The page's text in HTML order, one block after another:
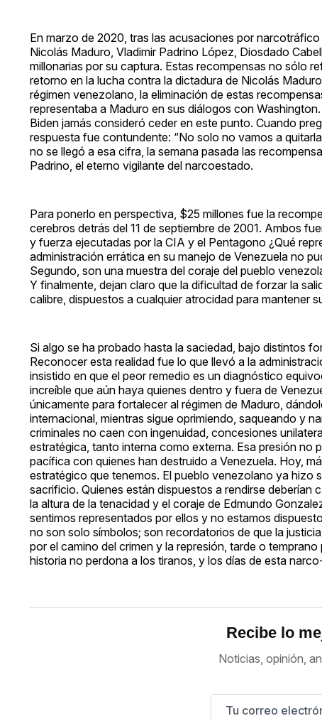
En marzo de 2020, tras las acusaciones por
Nicolás Maduro, Vladimir Padrino López, Diosdado
millonarias por su captura. Estas recompensas no sólo
retorno en la lucha contra la dictadura de Nicolás
régimen venezolano, la eliminación de estas
representaba a Maduro en sus diálogos con
Biden jamás consideró ceder en este punto. Cuando
respuesta fue contundente: “No solo no vamos a
no se llegó a esa cifra, la semana pasada las
Padrino, el eterno vigilante del narcoestado.
Para ponerlo en perspectiva, $25 millones fue la
cerebros detrás del 11 de septiembre de 2001. Ambos
y fuerza ejecutadas por la CIA y el Pentagono ¿Qué
administración errática en su manejo de Venezuela no
Segundo, son una muestra del coraje del pueblo
Y finalmente, dejan claro que la dificultad de forzar la
calibre, dispuestos a cualquier atrocidad para mantener
Si algo se ha probado hasta la saciedad, bajo distintos
Reconocer esta realidad fue lo que llevó a la
insistido en que el peor remedio es un diagnóstico
increíble que aún haya quienes dentro y fuera de
únicamente para fortalecer al régimen de Maduro,
internacional, mientras sigue oprimiendo, saqueando y
criminales no caen con ingenuidad, concesiones
estratégica, tanto interna como externa. Esa presión
pacífica con quienes han destruido a Venezuela. Hoy,
estratégico que tenemos. El pueblo venezolano ya hizo
sacrificio. Quienes están dispuestos a rendirse
la altura de la tenacidad y el coraje de Edmundo
sentimos representados por ellos y no estamos
no son solo símbolos; son recordatorios de que la
por el camino del crimen y la represión, tarde o
historia no perdona a los tiranos, y los días de esta
Recibe lo
Noticias, opinión,